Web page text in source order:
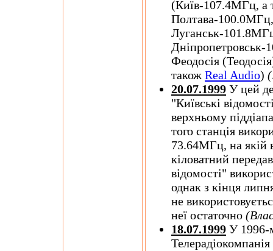
(Київ-107.4МГц, а
Полтава-
Луганськ-
Феодосія
також Real Audio)
20.07.1999 У цей
"Київські
верхньому
того станція
73.64МГц, на якій
кіловатний
відомості"
однак з кінця
не
неї остаточно
18.07.1999 У 1996-